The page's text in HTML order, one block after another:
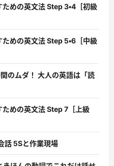
めの英文法 Step 3・4［初級
めの英文法 Step 5・6［中級
のムダ！ 大人の英語は「読
ための英文法 Step 7［上級
話 5Sと作業現場